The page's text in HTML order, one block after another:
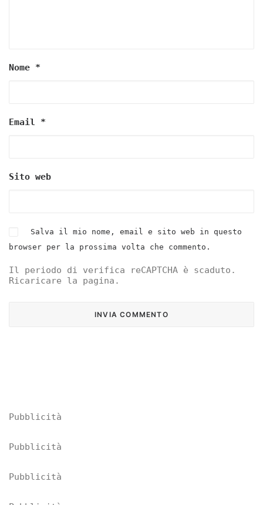
Nome *
Email *
Sito web
Salva il mio nome, email e sito web in questo
browser per la prossima volta che commento.
Il periodo di verifica reCAPTCHA è scaduto.
Ricaricare la pagina.
Pubblicità
Pubblicità
Pubblicità